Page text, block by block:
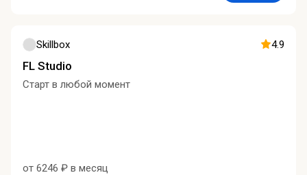
Skillbox 4.9
FL Studio
Старт в любой момент
от 6246 ₽ в месяц